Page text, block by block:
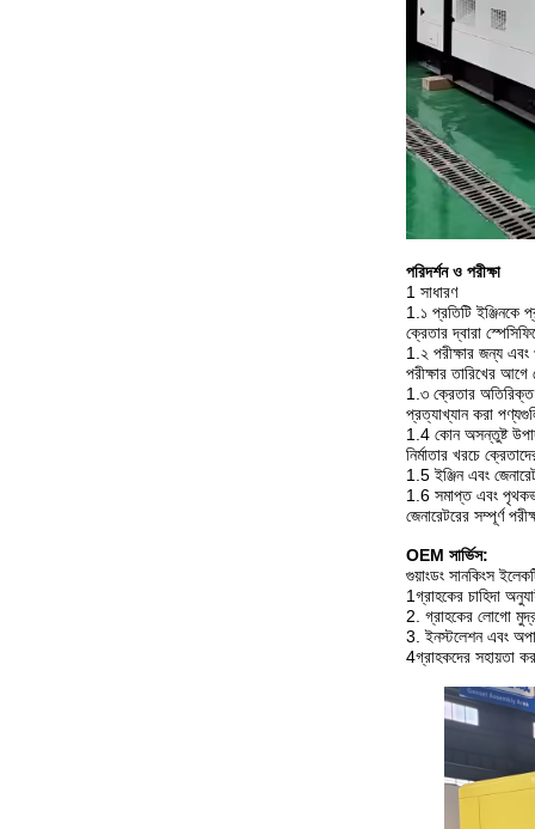
পরিদর্শন ও পরীক্ষা
1 সাধারণ
1.১ প্রতিটি ইঞ্জিনকে
ক্রেতার দ্বারা
1.২ পরীক্ষার জন্য এবং
পরীক্ষার তারিখের
1.৩ ক্রেতার অতিরিক্ত
প্রত্যাখ্যান করা
1.4 কোন অসন্তুষ্ট
নির্মাতার খরচে
1.5 ইঞ্জিন এবং
1.6 সমাপ্ত এবং
জেনারেটরের সম্পূর্ণ
OEM সার্ভিস:
গুয়াংডং সানকিংস
1গ্রাহকের চাহিদা
2. গ্রাহকের লোগো
3. ইনস্টলেশন এবং
4গ্রাহকদের সহায়তা